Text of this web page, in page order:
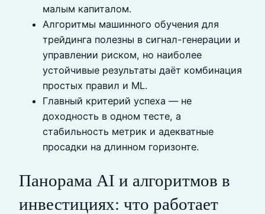
малым капиталом.
Алгоритмы машинного обучения для
трейдинга полезны в сигнал-генерации и
управлении риском, но наиболее
устойчивые результаты даёт комбинация
простых правил и ML.
Главный критерий успеха — не
доходность в одном тесте, а
стабильность метрик и адекватные
просадки на длинном горизонте.
Панорама AI и алгоритмов в
инвестициях: что работает